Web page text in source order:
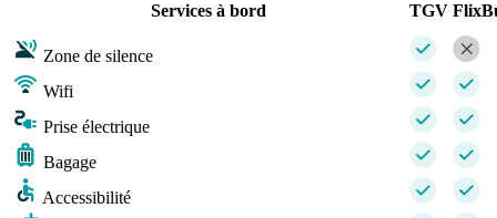
Services à bord
TGV
Zone de silence
Wifi
Prise électrique
Bagage
Accessibilité